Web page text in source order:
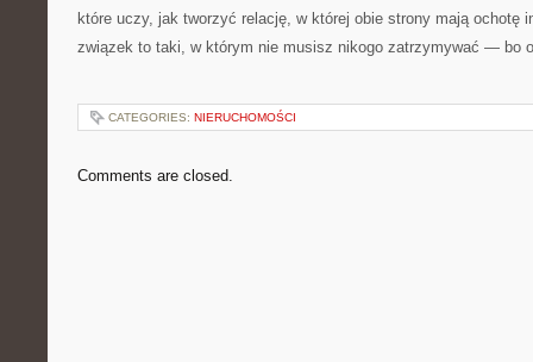
które uczy, jak tworzyć relację, w której obie strony mają ochotę
związek to taki, w którym nie musisz nikogo zatrzymywać — bo
CATEGORIES: NIERUCHOMOŚCI
Comments are closed.